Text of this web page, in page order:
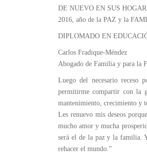
DE NUEVO EN SUS
2016, año de la PAZ y la
DIPLOMADO EN
Carlos Fradique-Méndez
Abogado de Familia y para la
Luego del necesario receso
permitirme compartir con la
mantenimiento, crecimiento y
Les renuevo mis deseos
mucho amor y mucha
será el de la paz y la familia.
rehacer el mundo.”